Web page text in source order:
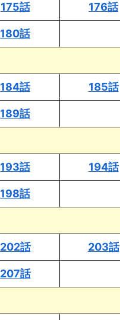
175話 176話
180話
184話 185話
189話
193話 194話
198話
202話 203話
207話